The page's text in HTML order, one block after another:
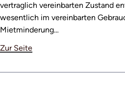
vertraglich vereinbarten Zustand
wesentlich im vereinbarten
Mietminderung…
Zur Seite